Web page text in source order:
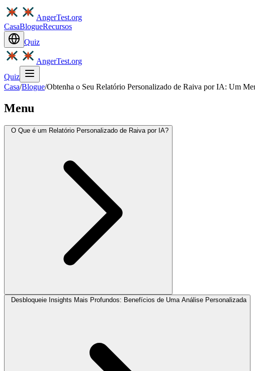
AngerTest.org
CasaBlogueRecursos
Quiz
AngerTest.org
Quiz
Casa/Blogue/Obtenha o Seu Relatório Personalizado de Raiva por IA: Um
Menu
O Que é um Relatório Personalizado de Raiva por IA?
Desbloqueie Insights Mais Profundos: Benefícios de Uma Análise Personalizada